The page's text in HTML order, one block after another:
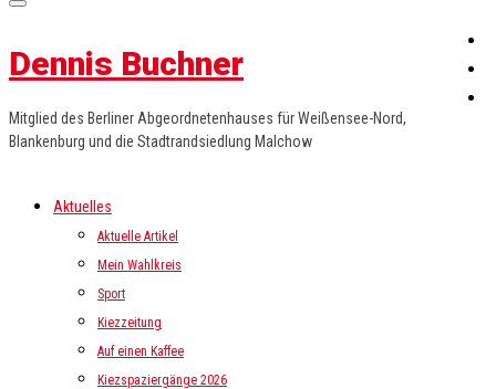
Dennis Buchner
Mitglied des Berliner Abgeordnetenhauses für Weißensee-Nord,
Blankenburg und die Stadtrandsiedlung Malchow
Aktuelles
Aktuelle Artikel
Mein Wahlkreis
Sport
Kiezzeitung
Auf einen Kaffee
Kiezspaziergänge 2026